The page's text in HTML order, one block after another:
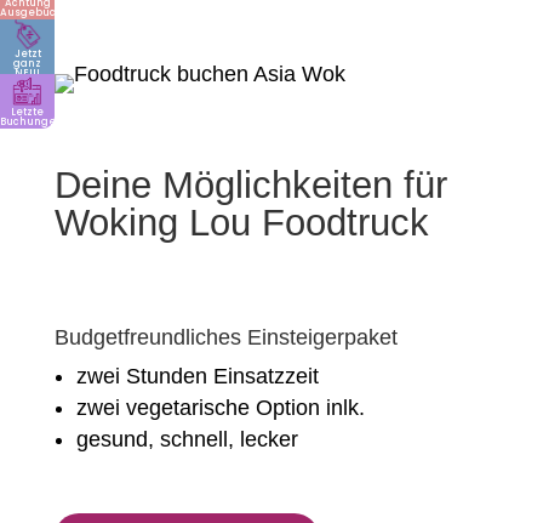
Deine Möglichkeiten für
Woking Lou Foodtruck
Budgetfreundliches Einsteigerpaket
zwei Stunden Einsatzzeit
zwei vegetarische Option inlk.
gesund, schnell, lecker
Achtung
Ausgebucht
Jetzt
ganz
NEU!
Letzte
Buchungen